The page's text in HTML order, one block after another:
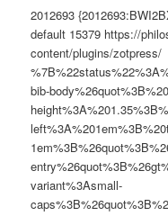
2012693
default 15379 https://
content/plugins/zotpress/
bib-
variant%3Asmall-